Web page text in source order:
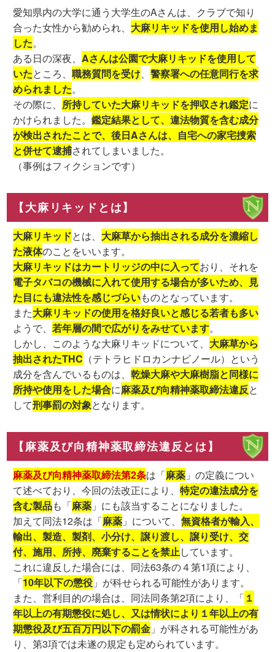
愛知県内の大学に通う大学生のAさんは、クラブで知り
合った女性から勧められ、 大麻リキッドを使用し始めま
した。
ある日の深夜、Aさんは公園で大麻リキッドを使用して
いたところ、職務質問を受け、警察署への任意同行を求
められました。
その際に、 所持していた大麻リキッドを押収され鑑定に
かけられました。鑑定結果として、違法物質を含む成分
が検出されたことで、後日Aさんは、自宅への家宅捜索
と併せて逮捕されてしまいました。
（事例はフィクションです）
【大麻リキッドとは】
大麻リキッドとは、 大麻草から抽出される成分を濃縮し
た液体のことをいいます。
大麻リキッドはカートリッジの中に入っており、それを
電子タバコの機械に入れて使用する場合が多いため、見
た目にも違法性を感じづらいものとなっています。
また大麻リキッドの使用を格好良いと感じる若者も多い
ようで、若年層の間で広がりをみせています。
しかし、このような大麻リキッドについて、 大麻草から
抽出されたTHC （テトラヒドロカンナビノール）という
成分を含んでいるものは、乾燥大麻や大麻樹脂と同様に
所持や使用をした場合に麻薬及び向精神薬取締法違反と
して刑事罰の対象となります。
【麻薬及び向精神薬取締法違反とは】
麻薬及び向精神薬取締法第2条は「麻薬 」の定義につい
て述べており、今回の法改正により、特定の違法成分を
含む製品も「麻薬 」にも該当することになりました。
加えて同法12条は「麻薬 」について、無資格者が輸入、
輸出、製造、製剤、小分け、譲り渡し、譲り受け、交
付、施用、所持、廃棄することを禁止しています。
これに違反した場合には、同法63条の４第1項により、
「10年以下の懲役 」が科せられる可能性があります。
また、営利目的の場合は、同法同条第2項により、「 １
年以上の有期懲役に処し、又は情状により１年以上の有
期懲役及び五百万円以下の罰金 」が科される可能性があ
り、第3項では未遂の規定も定められています。